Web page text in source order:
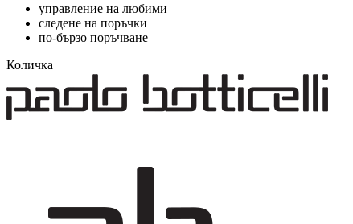
управление на любими
следене на поръчки
по-бързо поръчване
Количка